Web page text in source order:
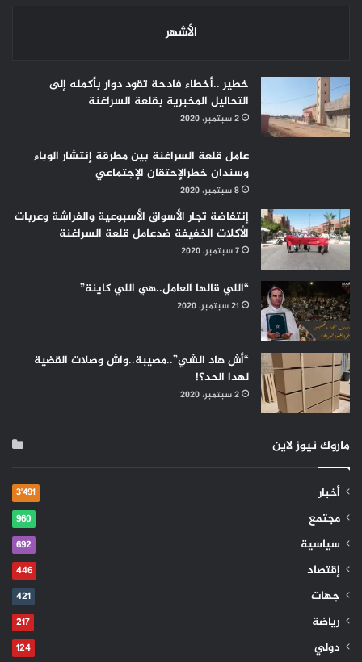
الأشهر
خطير ..أخطاء فادحة تقود دوار بأكمله إلى
التحاليل المخبرية بقلعة السراغنة
2 سبتمبر، 2020
عامل قلعة السراغنة بين مطرقة إنتشار الوباء
وسندان خطرالإحتقان الإجتماعي
8 سبتمبر، 2020
إنتفاضة تجار الأسواق الأسبوعية والفراشة وعربات
الأكلات الخفيفة ضدعامل قلعة السراغنة
7 سبتمبر، 2020
“اللي قالها العامل..هي اللي كاينة”
21 سبتمبر، 2020
“أش هاد الشي”..مصيبة..واش وصلات القضية
لهدا الحد؟!
2 سبتمبر، 2020
ماروك نيوز لاين
أخبار 3٬491
مجتمع 960
سياسية 692
إقتصاد 446
جهات 421
رياضة 217
دولي 124